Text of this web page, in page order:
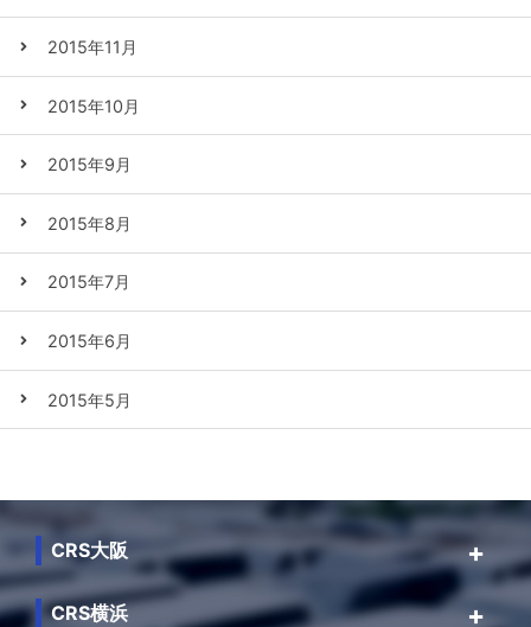
2015年11月
2015年10月
2015年9月
2015年8月
2015年7月
2015年6月
2015年5月
CRS大阪
CRS横浜